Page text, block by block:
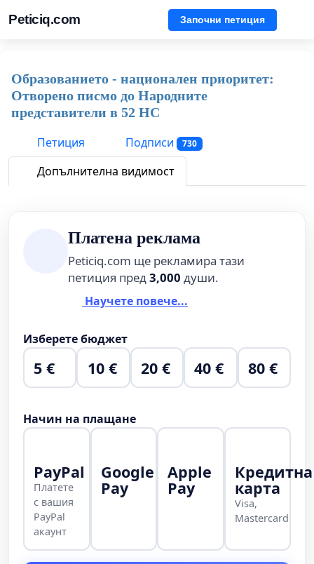
Peticiq.com Започни петиция
Образованието - национален приоритет:
Отворено писмо до Народните
представители в 52 НС
Петиция
Подписи 730
Допълнителна видимост
Платена реклама
Peticiq.com ще рекламира тази
петиция пред3,000 души.
Научете повече...
Изберете бюджет
5 € 10 € 20 € 40 € 80 €
Начин на плащане
PayPal
Платете
с вашия
PayPal
акаунт
Google
Pay
Apple
Pay
Кредитна
карта
Visa,
Mastercard